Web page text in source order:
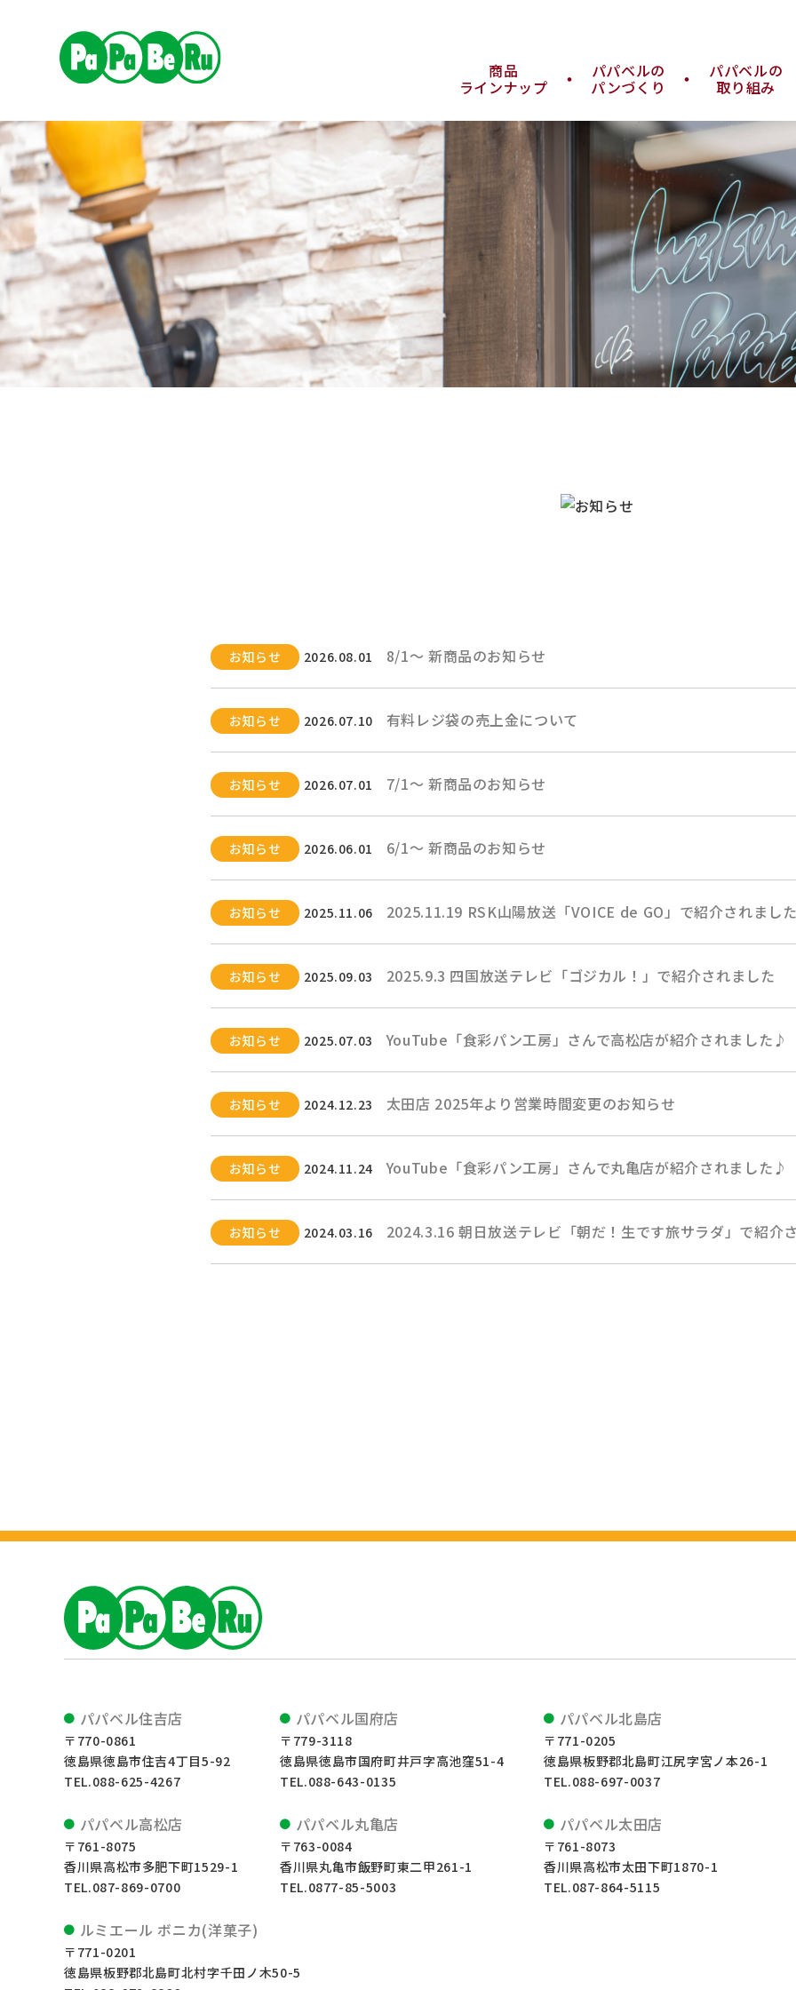
商品
ラインナップ
パパベルの
パンづくり
パパベルの
取り組み
お知らせ 2026.08.01 8/1～ 新商品のお知らせ
お知らせ 2026.07.10 有料レジ袋の売上金について
お知らせ 2026.07.01 7/1～ 新商品のお知らせ
お知らせ 2026.06.01 6/1～ 新商品のお知らせ
お知らせ 2025.11.06 2025.11.19 RSK山陽放送「VOICE de GO」で紹介されました
お知らせ 2025.09.03 2025.9.3 四国放送テレビ「ゴジカル！」で紹介されました
お知らせ 2025.07.03 YouTube「食彩パン工房」さんで高松店が紹介されました♪
お知らせ 2024.12.23 太田店 2025年より営業時間変更のお知らせ
お知らせ 2024.11.24 YouTube「食彩パン工房」さんで丸亀店が紹介されました♪
お知らせ 2024.03.16 2024.3.16 朝日放送テレビ「朝だ！生です旅サラダ」で紹介
パパベル住吉店
〒770-0861
徳島県徳島市住吉4丁目5-92
TEL.088-625-4267
パパベル国府店
〒779-3118
徳島県徳島市国府町井戸字高池窪51-4
TEL.088-643-0135
パパベル北島店
〒771-0205
徳島県板野郡北島町江尻字宮ノ本26-1
TEL.088-697-0037
パパベル高松店
〒761-8075
香川県高松市多肥下町1529-1
TEL.087-869-0700
パパベル丸亀店
〒763-0084
香川県丸亀市飯野町東二甲261-1
TEL.0877-85-5003
パパベル太田店
〒761-8073
香川県高松市太田下町1870-1
TEL.087-864-5115
ルミエール ボニカ(洋菓子)
〒771-0201
徳島県板野郡北島町北村字千田ノ木50-5